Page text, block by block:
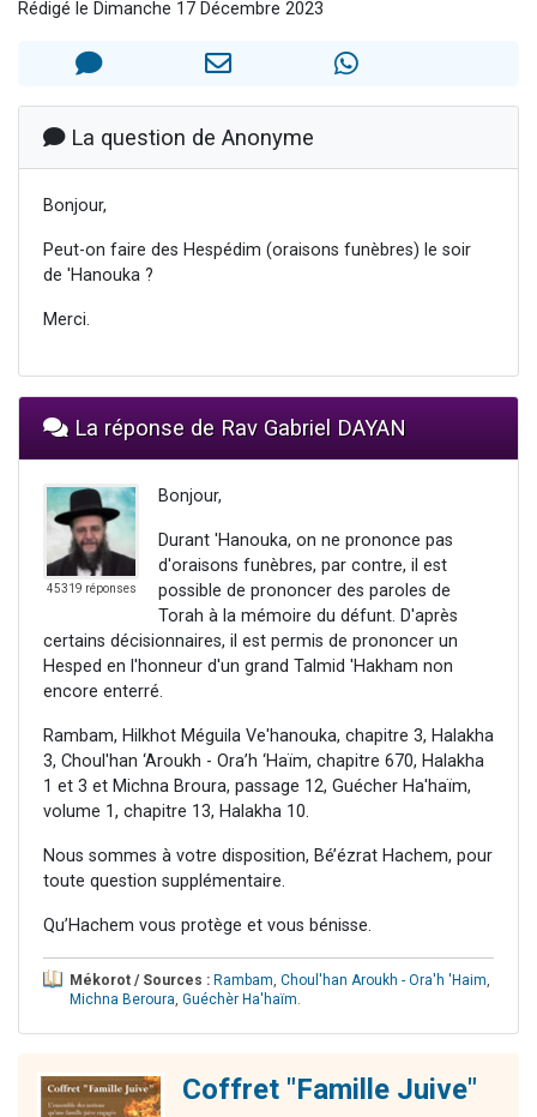
6 personnes viennent de faire un don pour 5 enfants déjà orphelins risquent de perdre leur maman
2 personnes viennent de faire un don pour Reloger Rivka, 6 enfants, victime de violences...
Il reste 49 places pour étudier en groupe sur Zoom
3 personnes viennent de faire un don pour Diane, 80 ans, dans un appartement insalubre
Rédigé le Dimanche 17 Décembre 2023
La question de Anonyme
Bonjour,
Peut-on faire des Hespédim (oraisons funèbres) le soir
de 'Hanouka ?
Merci.
La réponse de Rav Gabriel DAYAN
45319 réponses
Bonjour,
Durant 'Hanouka, on ne prononce pas
d'oraisons funèbres, par contre, il est
possible de prononcer des paroles de
Torah à la mémoire du défunt. D'après
certains décisionnaires, il est permis de prononcer un
Hesped en l'honneur d'un grand Talmid 'Hakham non
encore enterré.
Rambam, Hilkhot Méguila Ve'hanouka, chapitre 3, Halakha
3, Choul'han ‘Aroukh - Ora’h ‘Haïm, chapitre 670, Halakha
1 et 3 et Michna Broura, passage 12, Guécher Ha'haïm,
volume 1, chapitre 13, Halakha 10.
Nous sommes à votre disposition, Bé’ézrat Hachem, pour
toute question supplémentaire.
Qu’Hachem vous protège et vous bénisse.
Mékorot / Sources : Rambam, Choul'han Aroukh - Ora'h 'Haim,
Michna Beroura, Guéchèr Ha'haïm.
Coffret "Famille Juive"